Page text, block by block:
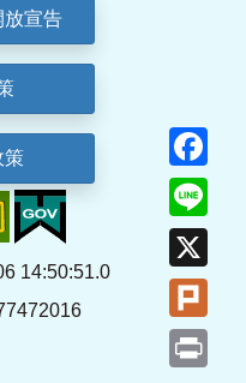
放宣告
策
14:50:51.0